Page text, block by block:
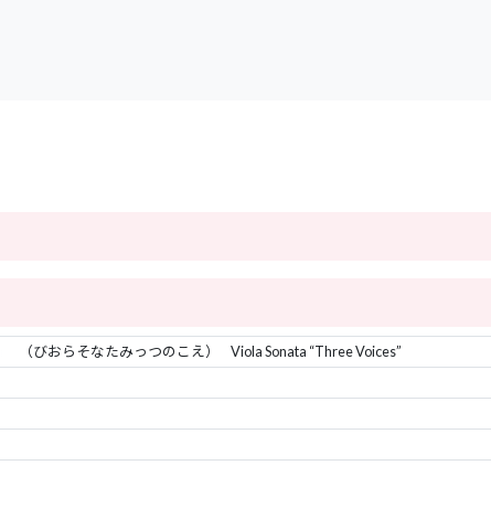
（びおらそなたみっつのこえ）
Viola Sonata “Three Voices”